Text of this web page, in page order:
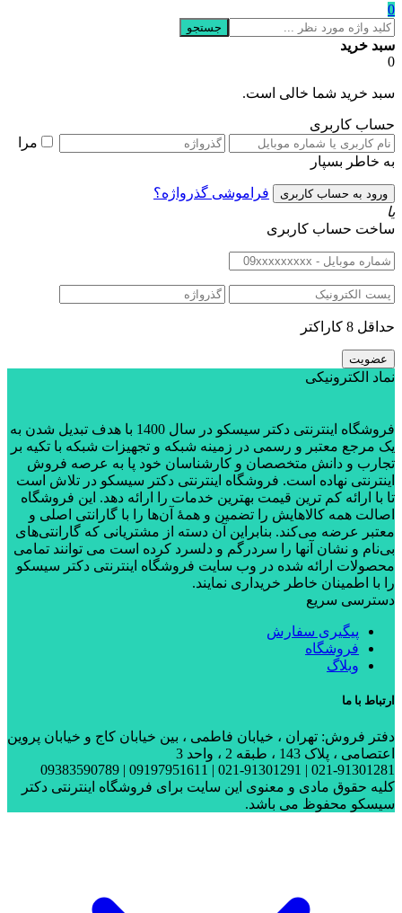
0
جستجو
سبد خرید
0
سبد خرید شما خالی است.
حساب کاربری
مرا
به خاطر بسپار
فراموشی گذرواژه؟
یا
ساخت حساب کاربری
حداقل 8 کاراکتر
نماد الکترونیکی
فروشگاه اینترنتی دکتر سیسکو در سال 1400 با هدف تبدیل شدن به
یک مرجع معتبر و رسمی در زمینه شبکه و تجهیزات شبکه با تکیه بر
تجارب و دانش متخصصان و کارشناسان خود پا به عرصه فروش
اینترنتی نهاده است. فروشگاه اینترنتی دکتر سیسکو در تلاش است
تا با ارائه کم ترین قیمت بهترین خدمات را ارائه دهد. این فروشگاه
اصالت همه کالاهایش را تضمین و همۀ آن‌ها را با گارانتی اصلی و
معتبر عرضه می‌کند. بنابراین آن دسته از مشتریانی که گارانتی‌های
بی‌نام و نشان آنها را سردرگم و دلسرد کرده است می توانند تمامی
محصولات ارائه شده در وب سایت فروشگاه اینترنتی دکتر سیسکو
را با اطمینان خاطر خریداری نمایند.
دسترسی سریع
پیگیری سفارش
فروشگاه
وبلاگ
ارتباط با ما
دفتر فروش: تهران ، خیابان فاطمی ، بین خیابان کاج و خیابان پروین
اعتصامی ، پلاک 143 ، طبقه 2 ، واحد 3
021-91301281 | 021-91301291 | 09197951611 | 09383590789
کلیه حقوق مادی و معنوی این سایت برای فروشگاه اینترنتی دکتر
سیسکو محفوظ می باشد.